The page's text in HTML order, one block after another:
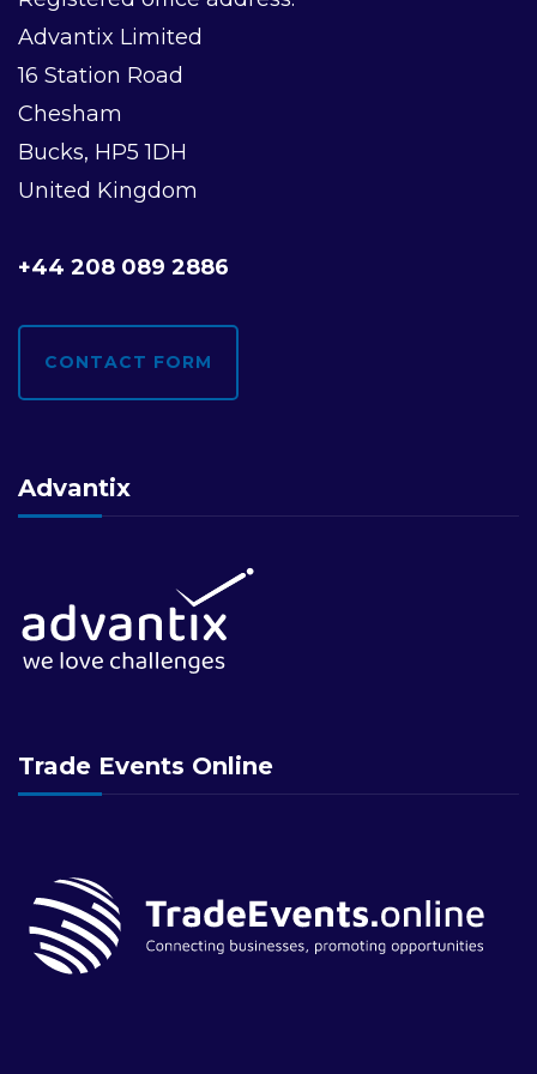
Advantix Limited
16 Station Road
Chesham
Bucks, HP5 1DH
United Kingdom
+44 208 089 2886
CONTACT FORM
Advantix
Trade Events Online